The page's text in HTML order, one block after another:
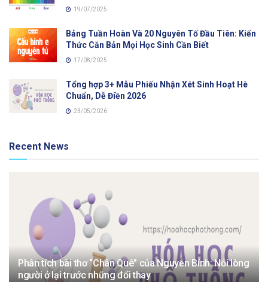
19/07/2025
Bảng Tuần Hoàn Và 20 Nguyên Tố Đầu Tiên: Kiến
Thức Căn Bản Mọi Học Sinh Cần Biết
17/08/2025
Tổng hợp 3+ Mẫu Phiếu Nhận Xét Sinh Hoạt Hè
Chuẩn, Dễ Điền 2026
23/05/2026
Recent News
Phân tích bài thơ “Chân Quê” của Nguyễn Bính: Nỗi lòng
người ở lại trước những đổi thay